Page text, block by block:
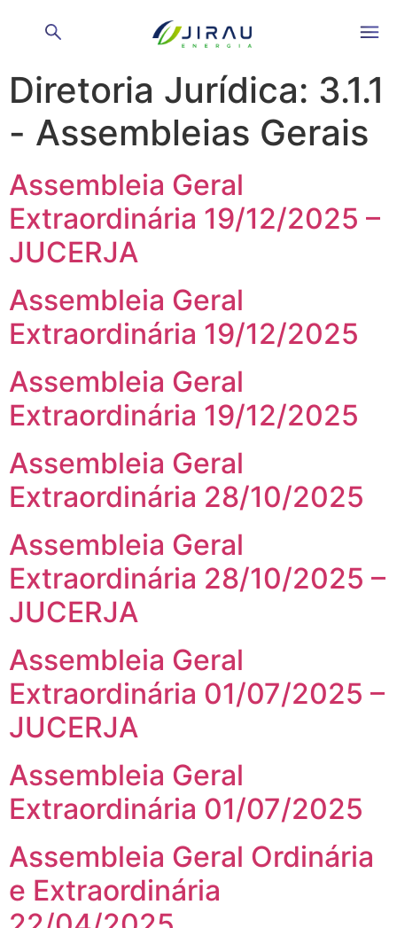
Categorias Arquivos
Diretoria Jurídica: 3.1.1
- Assembleias Gerais
Assembleia Geral
Extraordinária 19/12/2025 –
JUCERJA
Assembleia Geral
Extraordinária 19/12/2025
Assembleia Geral
Extraordinária 19/12/2025
Assembleia Geral
Extraordinária 28/10/2025
Assembleia Geral
Extraordinária 28/10/2025 –
JUCERJA
Assembleia Geral
Extraordinária 01/07/2025 –
JUCERJA
Assembleia Geral
Extraordinária 01/07/2025
Assembleia Geral Ordinária
e Extraordinária